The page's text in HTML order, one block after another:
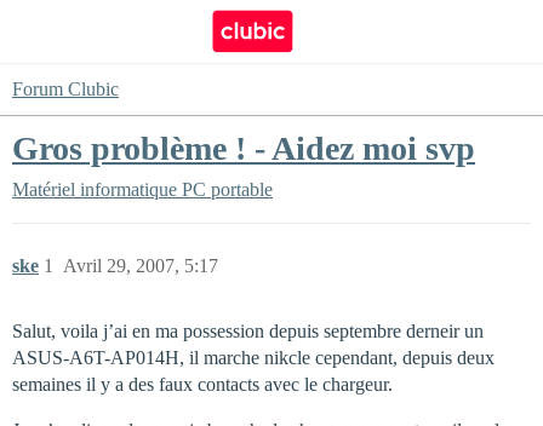
Forum Clubic
Gros problème ! - Aidez moi svp
Matériel informatique PC portable
ske Avril 29, 2007, 5:17
1
Salut, voila j’ai en ma possession depuis septembre derneir un
ASUS-A6T-AP014H, il marche nikcle cependant, depuis deux
semaines il y a des faux contacts avec le chargeur.